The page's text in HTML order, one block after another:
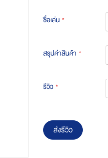
ชื่อเล่น
สรุปค่าสินค้า
รีวิว
ส่งรีวิว